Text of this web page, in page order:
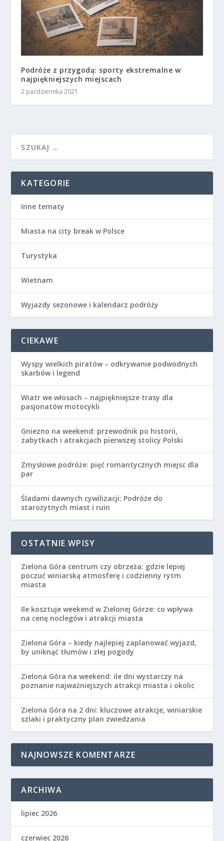
Podróże z przygodą: sporty ekstremalne w
najpiękniejszych miejscach
2 października 2021
KATEGORIE
Inne tematy
Miasta na city break w Polsce
Turystyka
Wietnam
Wyjazdy sezonowe i kalendarz podróży
CIEKAWE
Wyspy wielkich piratów – odkrywanie podwodnych
skarbów i legend
Wiatr we włosach – najpiękniejsze trasy dla
pasjonatów motocykli
Gniezno na weekend: przewodnik po historii,
zabytkach i atrakcjach pierwszej stolicy Polski
Zmysłowe podróże: pięć romantycznych miejsc dla
par
Śladami dawnych cywilizacji: Podróże do
starożytnych miast i ruin
OSTATNIE WPISY
Zielona Góra centrum czy obrzeża: gdzie lepiej
poczuć winiarską atmosferę i codzienny rytm
miasta
Ile kosztuje weekend w Zielonej Górze: co wpływa
na cenę noclegów i atrakcji miasta
Zielona Góra – kiedy najlepiej zaplanować wyjazd,
by uniknąć tłumów i złej pogody
Zielona Góra na weekend: ile dni wystarczy na
poznanie najważniejszych atrakcji miasta i okolic
Zielona Góra na 2 dni: kluczowe atrakcje, winiarskie
szlaki i praktyczny plan zwiedzania
NAJNOWSZE KOMENTARZE
ARCHIWA
lipiec 2026
czerwiec 2026